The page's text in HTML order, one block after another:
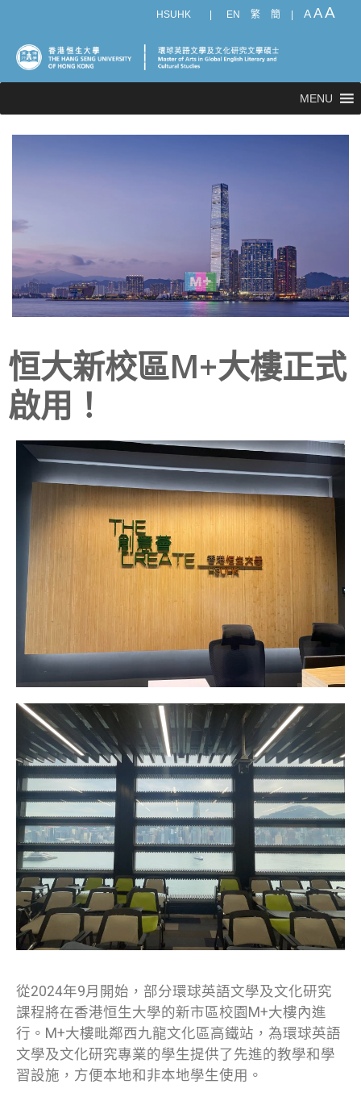
HSUHK EN 繁 簡 AAA
MENU
恒大新校區M+大樓正式
啟用！
從2024年9月開始，部分環球英語文學及文化研究
課程將在香港恒生大學的新市區校園M+大樓內進
行。M+大樓毗鄰西九龍文化區高鐵站，為環球英語
文學及文化研究專業的學生提供了先進的教學和學
習設施，方便本地和非本地學生使用。